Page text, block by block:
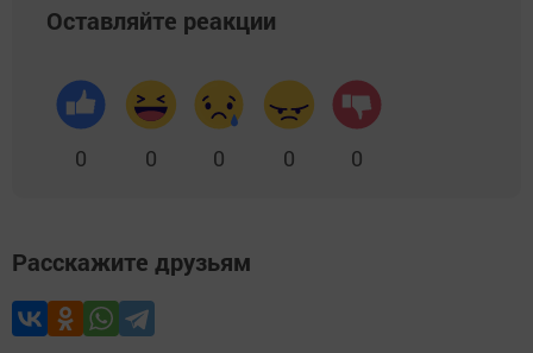
Оставляйте реакции
0 0 0 0 0
Расскажите друзьям